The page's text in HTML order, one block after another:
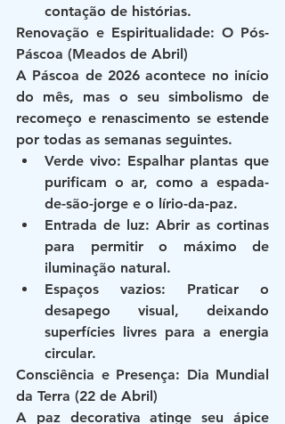
contação de histórias.
Renovação e Espiritualidade: O Pós-
Páscoa (Meados de Abril)
A Páscoa de 2026 acontece no início
do mês, mas o seu simbolismo de
recomeço e renascimento se estende
por todas as semanas seguintes.
Verde vivo: Espalhar plantas que
purificam o ar, como a espada-
de-são-jorge e o lírio-da-paz.
Entrada de luz: Abrir as cortinas
para permitir o máximo de
iluminação natural.
Espaços vazios: Praticar o
desapego visual, deixando
superfícies livres para a energia
circular.
Consciência e Presença: Dia Mundial
da Terra (22 de Abril)
A paz decorativa atinge seu ápice